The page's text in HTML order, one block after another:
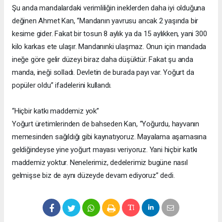
Şu anda mandalardaki verimliliğin ineklerden daha iyi olduğuna
değinen Ahmet Kan, “Mandanın yavrusu ancak 2 yaşında bir
kesime gider. Fakat bir tosun 8 aylık ya da 15 aylıkken, yani 300
kilo karkas ete ulaşır. Mandanınki ulaşmaz. Onun için mandada
ineğe göre gelir düzeyi biraz daha düşüktür. Fakat şu anda
manda, ineği solladı. Devletin de burada payı var. Yoğurt da
popüler oldu” ifadelerini kullandı.
“Hiçbir katkı maddemiz yok”
Yoğurt üretimlerinden de bahseden Kan, “Yoğurdu, hayvanın
memesinden sağıldığı gibi kaynatıyoruz. Mayalama aşamasına
geldiğindeyse yine yoğurt mayası veriyoruz. Yani hiçbir katkı
maddemiz yoktur. Nenelerimiz, dedelerimiz bugüne nasıl
gelmişse biz de aynı düzeyde devam ediyoruz” dedi.